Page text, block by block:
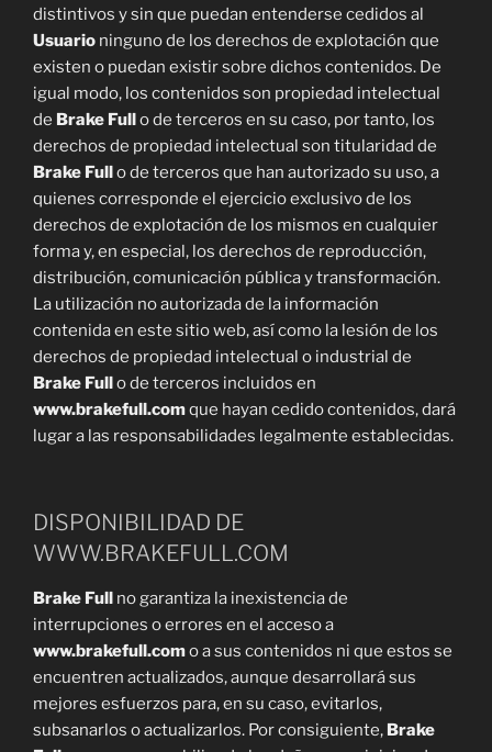
distintivos y sin que puedan entenderse cedidos al
Usuario ninguno de los derechos de explotación que
existen o puedan existir sobre dichos contenidos. De
igual modo, los contenidos son propiedad intelectual
de Brake Full
o de terceros en su caso, por tanto, los
derechos de propiedad intelectual son titularidad de
Brake Full
o de terceros que han autorizado su uso, a
quienes corresponde el ejercicio exclusivo de los
derechos de explotación de los mismos en cualquier
forma y, en especial, los derechos de reproducción,
distribución, comunicación pública y transformación.
La utilización no autorizada de la información
contenida en este sitio web, así como la lesión de los
derechos de propiedad intelectual o industrial de
Brake Full
o de terceros incluidos en
www.brakefull.comque hayan cedido contenidos, dará
lugar a las responsabilidades legalmente establecidas.
DISPONIBILIDAD DE
WWW.BRAKEFULL.COM
Brake Full no garantiza la inexistencia de
interrupciones o errores en el acceso a
www.brakefull.como a sus contenidos ni que estos se
encuentren actualizados, aunque desarrollará sus
mejores esfuerzos para, en su caso, evitarlos,
subsanarlos o actualizarlos. Por consiguiente, Brake